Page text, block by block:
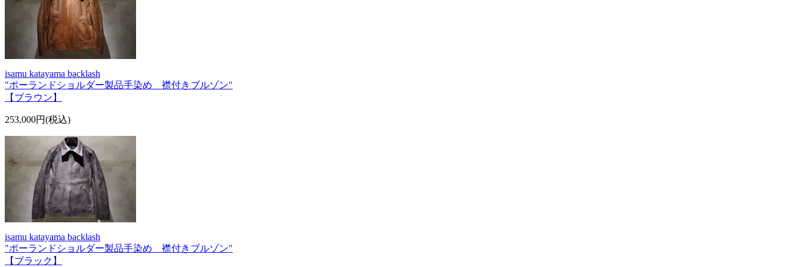
isamu katayama backlash
"ポーランドショルダー製品手染め 襟付きブルゾン"
【ブラウン】
253,000円(税込)
isamu katayama backlash
"ポーランドショルダー製品手染め 襟付きブルゾン"
【ブラック】